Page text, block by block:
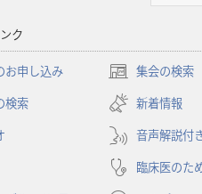
ク
お申し込み 集会の検索
（新
し
い
タ
ブ
で
検索
新着情報
音声解説付
臨床医のた